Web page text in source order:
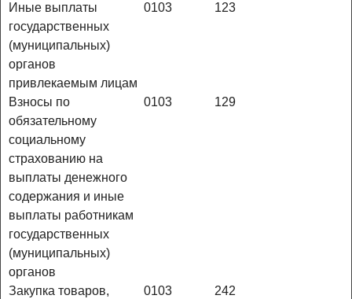
Иные выплаты
государственных
(муниципальных)
органов
привлекаемым лицам
0103 123
Взносы по
обязательному
социальному
страхованию на
выплаты денежного
содержания и иные
выплаты работникам
государственных
(муниципальных)
органов
0103 129
Закупка товаров,
0103 242